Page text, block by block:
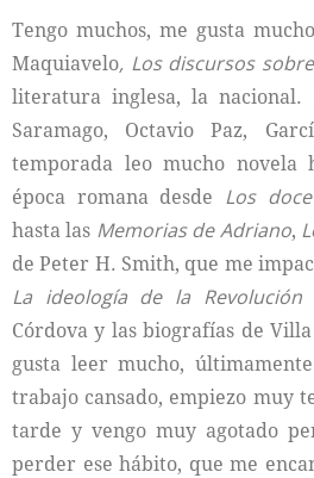
Tengo muchos, me gusta mucho
Maquiavelo, Los discursos
literatura inglesa, la nacional.
Saramago, Octavio Paz,
temporada leo mucho novela
época romana desde Los
hasta las Memorias de Adriano,
de Peter H. Smith, que me
La ideología de la Revolución
Córdova y las biografías de
gusta leer mucho,
trabajo cansado, empiezo muy
tarde y vengo muy agotado
perder ese hábito, que me